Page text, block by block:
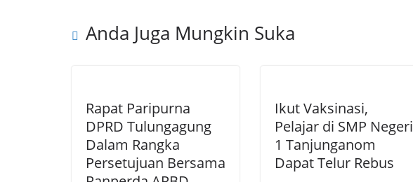
Anda Juga Mungkin Suka
Rapat Paripurna
DPRD Tulungagung
Dalam Rangka
Persetujuan Bersama
Ikut Vaksinasi,
Pelajar di SMP Negeri
1 Tanjunganom
Dapat Telur Rebus